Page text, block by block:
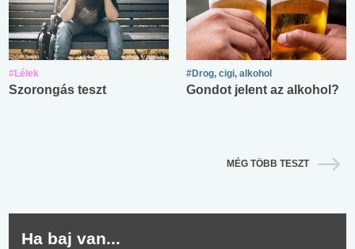
#Lélek
Szorongás teszt
#Drog, cigi, alkohol
Gondot jelent az alkohol?
MÉG TÖBB TESZT
Ha baj van...